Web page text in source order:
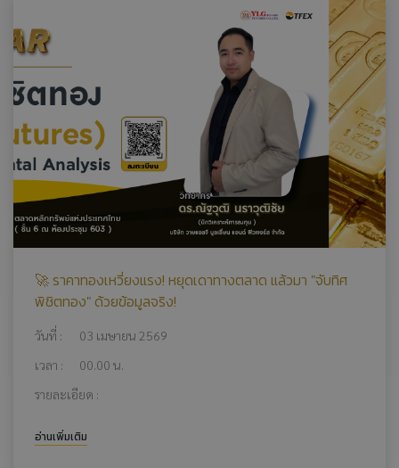
🚀 ราคาทองเหวี่ยงแรง! หยุดเดาทางตลาด แล้วมา "จับทิศ
พิชิตทอง" ด้วยข้อมูลจริง!
วันที่ :
03 เมษายน 2569
เวลา :
00.00 น.
รายละเอียด :
อ่านเพิ่มเติม